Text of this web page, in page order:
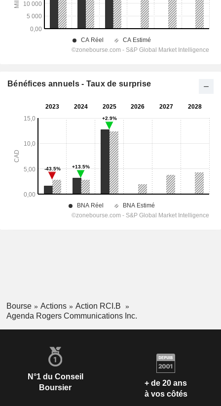
Bénéfices annuels - Taux de surprise
Bourse Actions
Action RCI.B
Agenda Rogers Communications Inc.
N°1 du Conseil
Boursier
+ de 20 ans
à vos côtés